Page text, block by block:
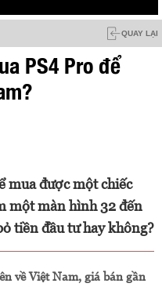
QUAY LẠI
PS4 Pro để
mua được một chiếc
một màn hình 32 đến
tiền đầu tư hay không?
về Việt Nam, giá bán gần